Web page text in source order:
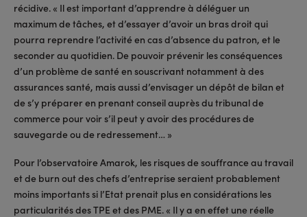
récidive. « Il est important d’apprendre à déléguer un
maximum de tâches, et d’essayer d’avoir un bras droit qui
pourra reprendre l’activité en cas d’absence du patron, et le
seconder au quotidien. De pouvoir prévenir les conséquences
d’un problème de santé en souscrivant notamment à des
assurances santé, mais aussi d’envisager un dépôt de bilan et
de s’y préparer en prenant conseil auprès du tribunal de
commerce pour voir s’il peut y avoir des procédures de
sauvegarde ou de redressement… »
Pour l’observatoire Amarok, les risques de souffrance au travail
et de burn out des chefs d’entreprise seraient probablement
moins importants si l’Etat prenait plus en considérations les
particularités des TPE et des PME. « Il y a en effet une réelle